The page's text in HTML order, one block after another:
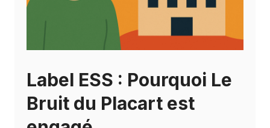
Label ESS : Pourquoi Le
Bruit du Placart est